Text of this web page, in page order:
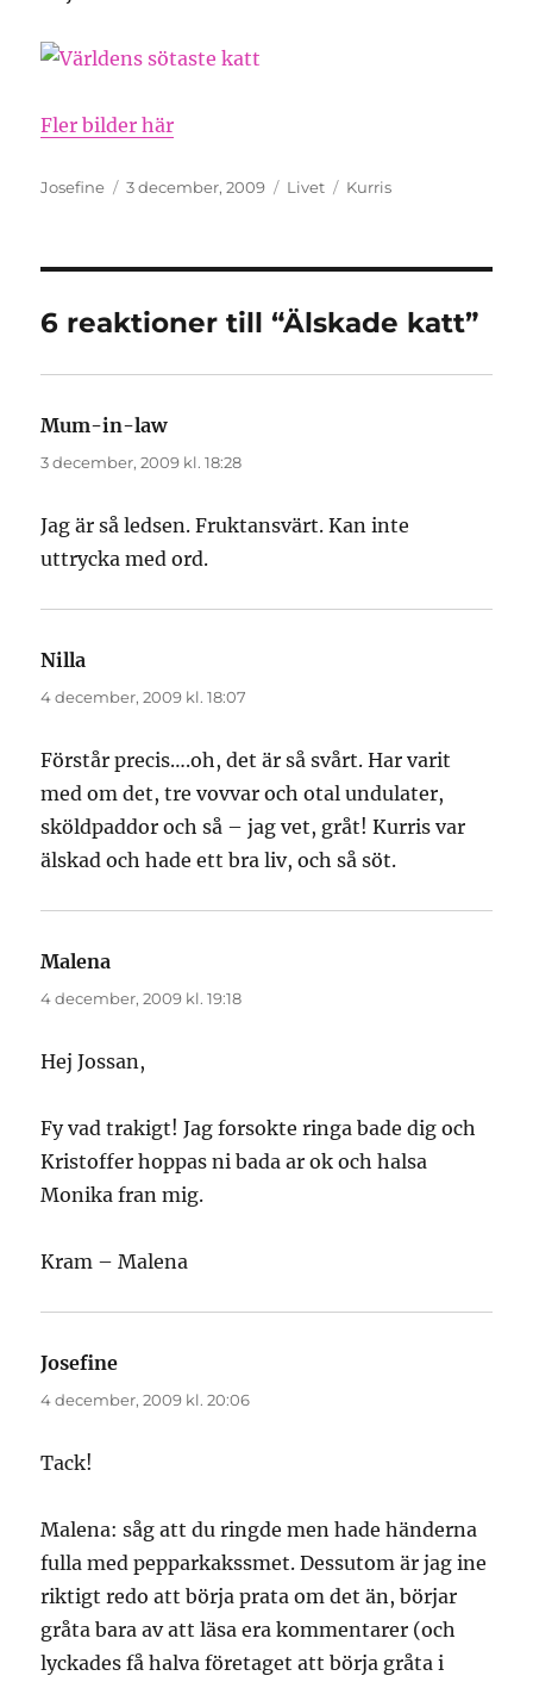
Fler bilder här
Författare
Josefine
Publicerat
3 december, 2009 Kategorier
Livet Etiketter
Kurris
6 reaktioner till “Älskade katt”
Mum-in-lawskriver:
3 december, 2009 kl. 18:28
Jag är så ledsen. Fruktansvärt. Kan inte
uttrycka med ord.
Nilla
4 december, 2009 kl. 18:07
Förstår precis….oh, det är så svårt. Har varit
med om det, tre vovvar och otal undulater,
sköldpaddor och så – jag vet, gråt! Kurris var
älskad och hade ett bra liv, och så söt.
Malena
4 december, 2009 kl. 19:18
Hej Jossan,
Fy vad trakigt! Jag forsokte ringa bade dig och
Kristoffer hoppas ni bada ar ok och halsa
Monika fran mig.
Kram – Malena
Josefine
4 december, 2009 kl. 20:06
Tack!
Malena: såg att du ringde men hade händerna
fulla med pepparkakssmet. Dessutom är jag ine
riktigt redo att börja prata om det än, börjar
gråta bara av att läsa era kommentarer (och
lyckades få halva företaget att börja gråta i